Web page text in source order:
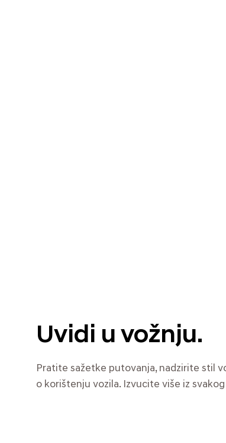
Uvidi u vožnju.
Pratite sažetke putovanja, nadzirite stil
o korištenju vozila. Izvucite više iz